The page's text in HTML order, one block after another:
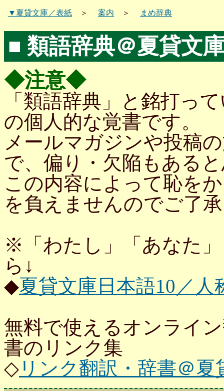
▼夏貸文庫／表紙 ＞ 案内 ＞ まめ辞典
■ 類語辞典＠夏貸文
◆注意◆
「類語辞典」と銘打っ
の個人的な覚書です。
メールマガジンや投稿
で、偏り・欠陥もある
この内容によって恥を
を負えませんのでご了
※「わたし」「あなた
ら↓
◆夏貸文庫日本語10／人
無料で使えるオンライ
書のリンク集
◇ リンク翻訳・辞書＠夏